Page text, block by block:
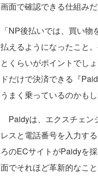
画面で確認できる仕組みだ
「NP後払いでは、買い
払えるようになったこと
とくらいがポイントでし
ドだけで決済できる『
うまく乗っているのかも
Paidyは、エクスチェン
レスと電話番号を入力す
ろのECサイトがPaidyを
面でそれほど革新的なこ